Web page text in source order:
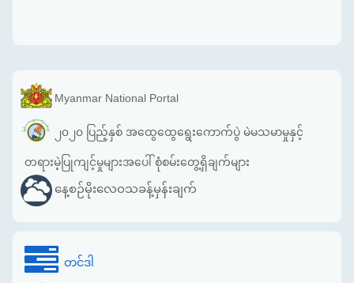
Myanmar National Portal
၂၀၂၀ ပြည့်နှစ် အထွေထွေရွေးကောက်ပွဲ မဲမသမာမှုနှင့်
တရားမဲ့ပြုကျင့်မှုများအပေါ် စုံစမ်းတွေ့ရှိချက်များ
နေ့စဉ်မိုးလေဝသခန့်မှန်းချက်
တင်ဒါ